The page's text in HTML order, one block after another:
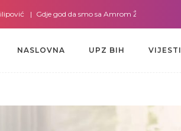
Gdje god da smo sa Amrom Žužić-Bećirbegović
NASLOVNA UPZ BIH VIJESTI
NASLOVNA UPZ BIH